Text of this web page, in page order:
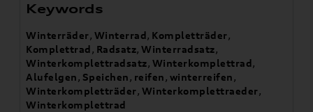
Keywords
Winterräder, Winterrad, Kompletträder,
Komplettrad, Radsatz,Winterradsatz,
Winterkomplettradsatz, Winterkomplettrad,
Alufelgen, Speichen, reifen, winterreifen,
Winterkompletträder, Winterkomplettraeder,
Winterkomplettrad